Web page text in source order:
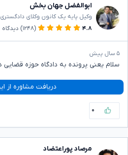
ابوالفضل جهان بخش
وکیل پایه یک کانون وکلای دادگستری
۴.۸
(۱۲۴۸) دیدگاه
۵ سال پیش
سلام یعنی پرونده به دادگاه حوزه
دریافت مشاوره از
۰
مرصاد پوراعتضاد